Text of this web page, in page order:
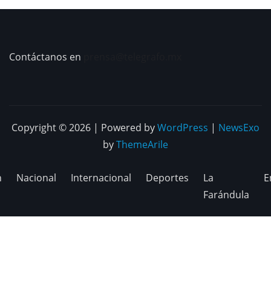
Contáctanos en
Copyright © 2026 | Powered byWordPress | NewsExo
byThemeArile
Nacional Internacional Deportes
La
Farándula